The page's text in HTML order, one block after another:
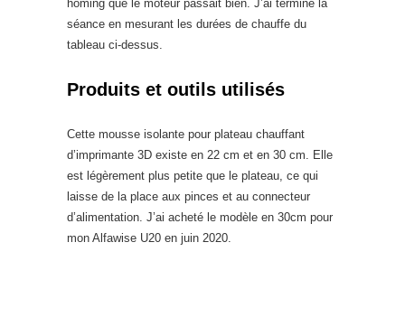
homing que le moteur passait bien. J’ai terminé la
séance en mesurant les durées de chauffe du
tableau ci-dessus.
Produits et outils utilisés
Cette mousse isolante pour plateau chauffant
d’imprimante 3D existe en 22 cm et en 30 cm. Elle
est légèrement plus petite que le plateau, ce qui
laisse de la place aux pinces et au connecteur
d’alimentation. J’ai acheté le modèle en 30cm pour
mon Alfawise U20 en juin 2020.